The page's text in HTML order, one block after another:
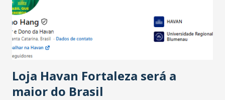
registraram equilíbrio financeiro. Já o percentual de
estabelecimentos no prejuízo ficou em 19%, pouco abaixo
do observado no mês anterior. Outros 1% não existiam em
novembro. Em relação a outubro, o faturamento também
cresceu. De acordo com a pesquisa, 44% dos n...
Loja Havan Fortaleza será a
maior do Brasil